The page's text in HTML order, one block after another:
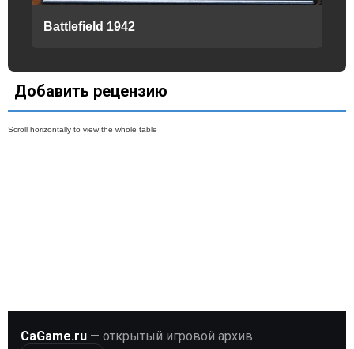
Battlefield 1942
Добавить рецензию
CaGame.ru — открытый игровой архив